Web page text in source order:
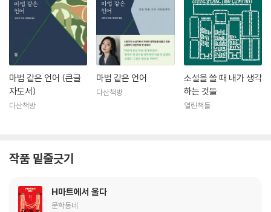
마법 같은 언어 (큰글
자도서)
다산책방
마법 같은 언어
다산책방
소설을 쓸 때 내가 생각
하는 것들
열린책들
작품 밑줄긋기
H마트에서 울다
문학동네